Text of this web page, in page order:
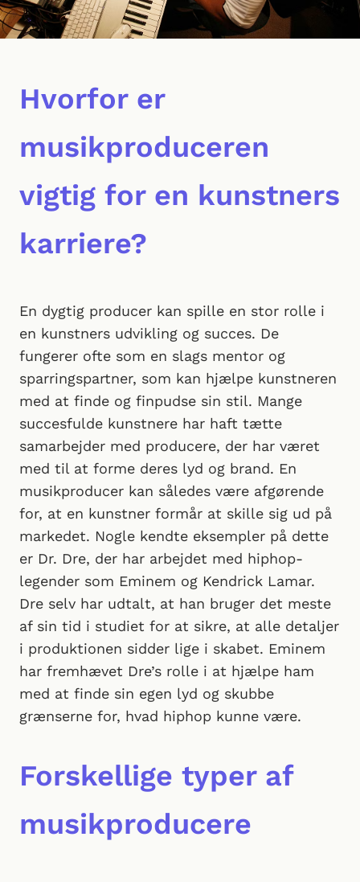
Hvorfor er
musikproduceren
vigtig for en kunstners
karriere?
En dygtig producer kan spille en stor rolle i
en kunstners udvikling og succes. De
fungerer ofte som en slags mentor og
sparringspartner, som kan hjælpe kunstneren
med at finde og finpudse sin stil. Mange
succesfulde kunstnere har haft tætte
samarbejder med producere, der har været
med til at forme deres lyd og brand. En
musikproducer kan således være afgørende
for, at en kunstner formår at skille sig ud på
markedet. Nogle kendte eksempler på dette
er Dr. Dre, der har arbejdet med hiphop-
legender som Eminem og Kendrick Lamar.
Dre selv har udtalt, at han bruger det meste
af sin tid i studiet for at sikre, at alle detaljer
i produktionen sidder lige i skabet. Eminem
har fremhævet Dre’s rolle i at hjælpe ham
med at finde sin egen lyd og skubbe
grænserne for, hvad hiphop kunne være.
Forskellige typer af
musikproducere